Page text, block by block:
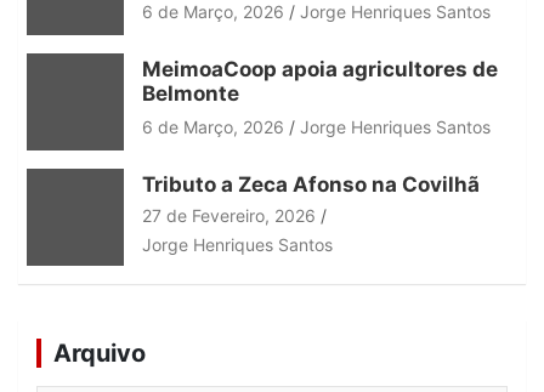
6 de Março, 2026 Jorge Henriques Santos
MeimoaCoop apoia agricultores de
Belmonte
6 de Março, 2026 Jorge Henriques Santos
Tributo a Zeca Afonso na Covilhã
27 de Fevereiro, 2026
Jorge Henriques Santos
Arquivo